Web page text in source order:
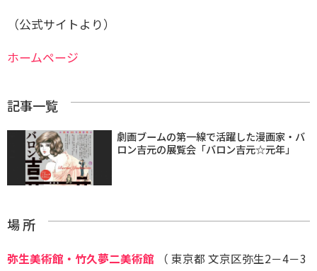
（公式サイトより）
ホームページ
記事一覧
劇画ブームの第一線で活躍した漫画家・バ
ロン吉元の展覧会「バロン吉元☆元年」
場 所
弥生美術館・竹久夢二美術館 （ 東京都 文京区弥生2－4－3